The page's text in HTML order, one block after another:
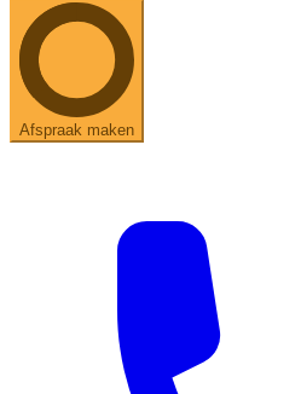
Afspraak maken